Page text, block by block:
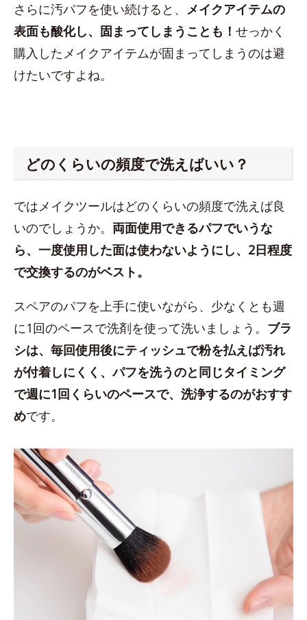
さらに汚パフを使い続けると、 メイクアイテムの
表面も酸化し、固まってしまうことも！ せっかく
購入したメイクアイテムが固まってしまうのは避
けたいですよね。
どのくらいの頻度で洗えばいい？
ではメイクツールはどのくらいの頻度で洗えば良
いのでしょうか。 両面使用できるパフでいうな
ら、一度使用した面は使わないようにし、2日程度
で交換するのがベスト。
スペアのパフを上手に使いながら、少なくとも週
に1回のペースで洗剤を使って洗いましょう。 ブラ
シは、毎回使用後にティッシュで粉を払えば汚れ
が付着しにくく、パフを洗うのと同じタイミング
で週に1回くらいのペースで、洗浄するのがおすす
めです。